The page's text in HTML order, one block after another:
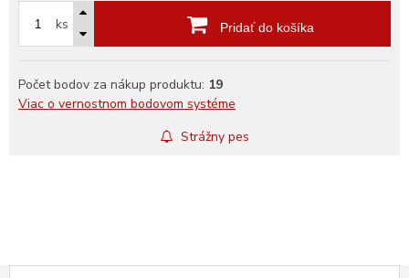
ks Pridať do košíka
Počet bodov za nákup produktu: 19
Viac o vernostnom bodovom systéme
Strážny pes